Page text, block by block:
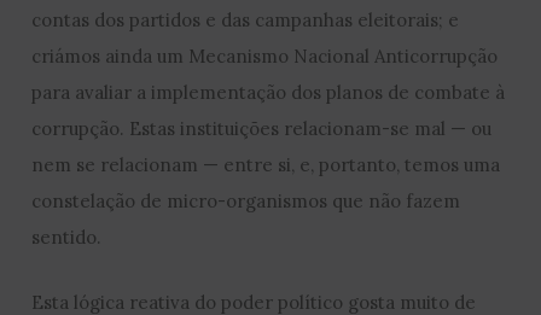
contas dos partidos e das campanhas eleitorais; e
criámos ainda um Mecanismo Nacional Anticorrupção
para avaliar a implementação dos planos de combate à
corrupção. Estas instituições relacionam-se mal — ou
nem se relacionam — entre si, e, portanto, temos uma
constelação de micro-organismos que não fazem
sentido.
Esta lógica reativa do poder político gosta muito de